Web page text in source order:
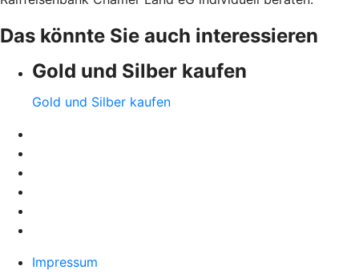
Das könnte Sie auch interessieren
Gold und Silber kaufen
Gold und Silber kaufen
Impressum